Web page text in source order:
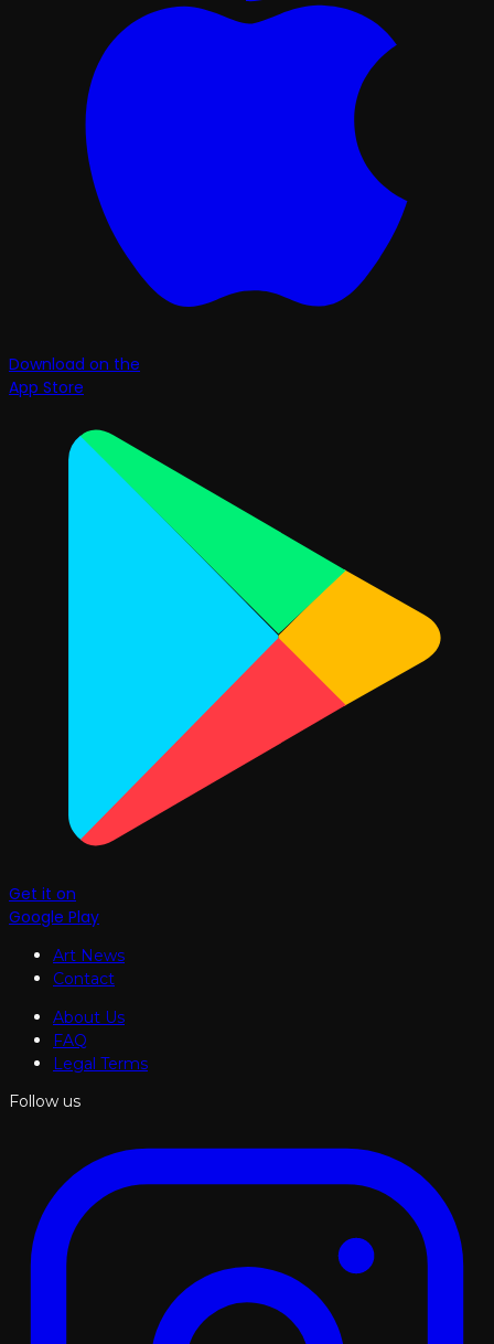
Download on the
App Store
Get it on
Google Play
Art News
Contact
About Us
FAQ
Legal Terms
Follow us